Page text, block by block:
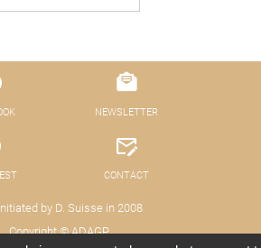
by D. Suisse in 2008
Copyright © ADAGP
NEWSLETTER
CONTACT